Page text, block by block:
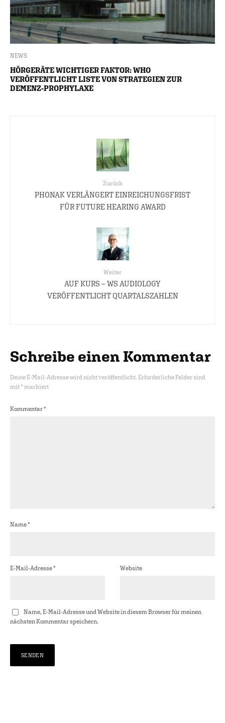
NEWS
HÖRGERÄTE WICHTIGER FAKTOR: WHO
VERÖFFENTLICHT LISTE VON STRATEGIEN ZUR
DEMENZ-PROPHYLAXE
Zurück
PHONAK VERLÄNGERT EINREICHUNGSFRIST
FÜR FUTURE HEARING AWARD
Weiter
AUF KURS – WS AUDIOLOGY
VERÖFFENTLICHT QUARTALSZAHLEN
Schreibe einen Kommentar
Deine E-Mail-Adresse wird nicht veröffentlicht. Erforderliche Felder sind
mit* markiert
Kommentar*
Name*
E-Mail-Adresse* Website
Name, E-Mail-Adresse und Website in diesem Browser für meinen
nächsten Kommentar speichern.